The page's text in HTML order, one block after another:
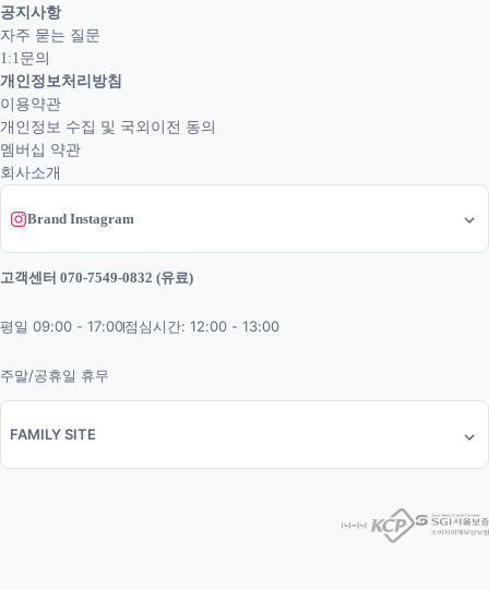
공지사항
자주 묻는 질문
1:1문의
개인정보처리방침
이용약관
개인정보 수집 및 국외이전 동의
멤버십 약관
회사소개
Brand Instagram
고객센터 070-7549-0832 (유료)
평일 09:00 - 17:00점심시간: 12:00 - 13:00
주말/공휴일 휴무
FAMILY SITE